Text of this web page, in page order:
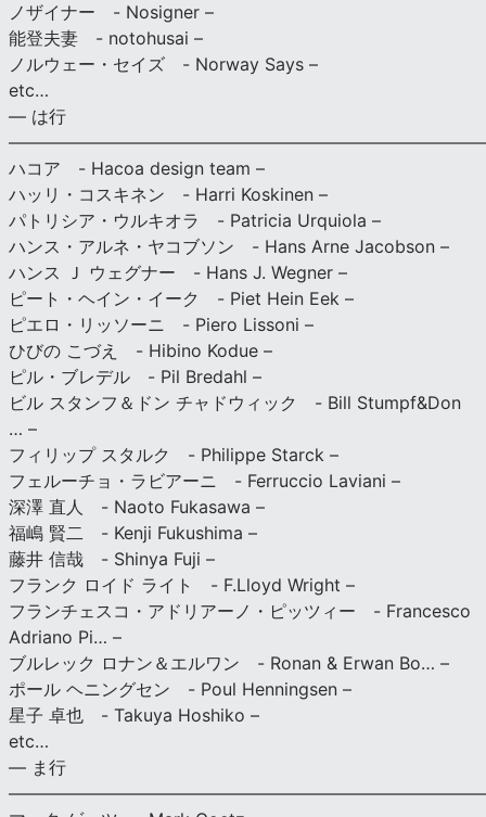
ノザイナー - Nosigner –
能登夫妻 - notohusai –
ノルウェー・セイズ - Norway Says –
etc…
— は行
ハコア - Hacoa design team –
ハッリ・コスキネン - Harri Koskinen –
パトリシア・ウルキオラ - Patricia Urquiola –
ハンス・アルネ・ヤコブソン - Hans Arne Jacobson –
ハンス Ｊ ウェグナー - Hans J. Wegner –
ピート・ヘイン・イーク - Piet Hein Eek –
ピエロ・リッソーニ - Piero Lissoni –
ひびの こづえ - Hibino Kodue –
ピル・ブレデル - Pil Bredahl –
ビル スタンフ＆ドン チャドウィック - Bill Stumpf&Don
… –
フィリップ スタルク - Philippe Starck –
フェルーチョ・ラビアーニ - Ferruccio Laviani –
深澤 直人 - Naoto Fukasawa –
福嶋 賢二 - Kenji Fukushima –
藤井 信哉 - Shinya Fuji –
フランク ロイド ライト - F.Lloyd Wright –
フランチェスコ・アドリアーノ・ピッツィー - Francesco
Adriano Pi… –
ブルレック ロナン＆エルワン - Ronan & Erwan Bo… –
ポール ヘニングセン - Poul Henningsen –
星子 卓也 - Takuya Hoshiko –
etc…
— ま行